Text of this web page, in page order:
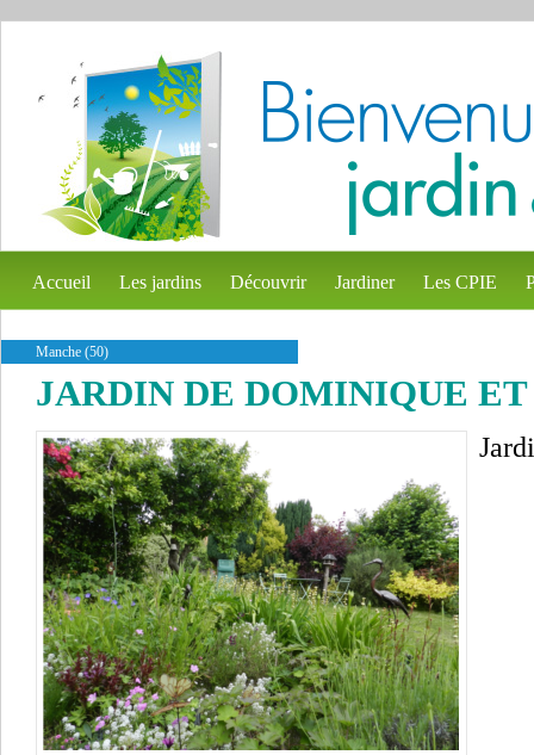
Accueil Les jardins Découvrir Jardiner Les CPIE
Manche (50)
JARDIN DE DOMINIQUE